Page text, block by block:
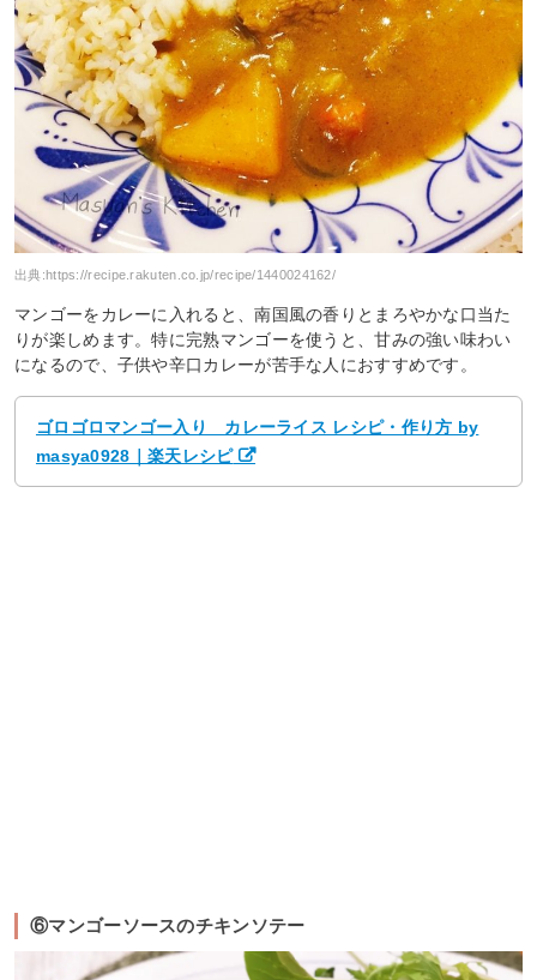
出典: https://recipe.rakuten.co.jp/recipe/1440024162/
マンゴーをカレーに入れると、南国風の香りとまろやかな口当た
りが楽しめます。特に完熟マンゴーを使うと、甘みの強い味わい
になるので、子供や辛口カレーが苦手な人におすすめです。
ゴロゴロマンゴー入り カレーライス レシピ・作り方 by
masya0928｜楽天レシピ
⑥マンゴーソースのチキンソテー